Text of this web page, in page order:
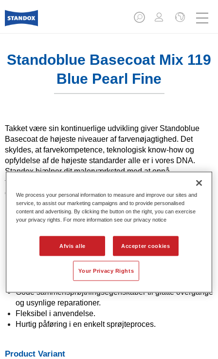
Standoblue Basecoat Mix 119
Blue Pearl Fine
Takket være sin kontinuerlige udvikling giver Standoblue
Basecoat de højeste niveauer af farvenøjagtighed. Det
skyldes, at farvekompetence, teknologisk know-how og
opfyldelse af de højeste standarder alle er i vores DNA.
Standox hjælper dit malerværksted med at opnå
fremragende resultater, hvad enten det gælder
dagligdagsreparationer eller de mest udfordrende
reparationer.
Solide og effektfarver ved hjælp af avanceret
pigmentteknologi.
Enestående farvenøjagtighed.
Fremragende farvede kontrol.
Fremragende flydeegenskaber.
Gode sammensprøjtningsegenskaber til glatte overgange
og usynlige reparationer.
Fleksibel i anvendelse.
Hurtig påføring i en enkelt sprøjteproces.
Product Variant
We process your personal information to measure and improve our sites and
service, to assist our marketing campaigns and to provide personalised
content and advertising. By clicking the button on the right, you can exercise
your privacy rights. For more information see our privacy notice
Afvis alle Accepter cookies
Your Privacy Rights